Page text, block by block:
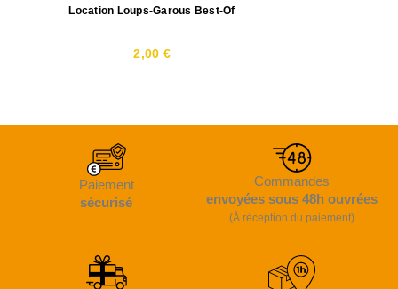
Location Loups-Garous Best-Of
2,00 €
Paiement
sécurisé
Commandes
envoyées sous 48h ouvrées
(À réception du paiement)